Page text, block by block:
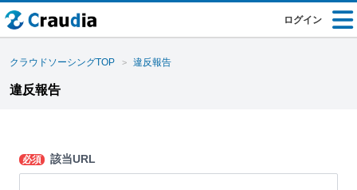
ログイン
クラウドソーシングTOP 違反報告
違反報告
必須 該当URL